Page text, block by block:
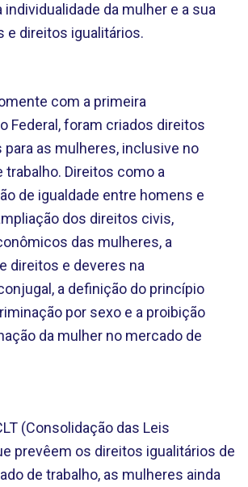
da mulher e a sua
e direitos igualitários.
com a primeira
Federal, foram criados direitos
as mulheres, inclusive no
trabalho. Direitos como a
de igualdade entre homens e
dos direitos civis,
das mulheres, a
direitos e deveres na
a definição do princípio
por sexo e a proibição
da mulher no mercado de
(Consolidação das Leis
prevêem os direitos igualitários de
de trabalho, as mulheres ainda